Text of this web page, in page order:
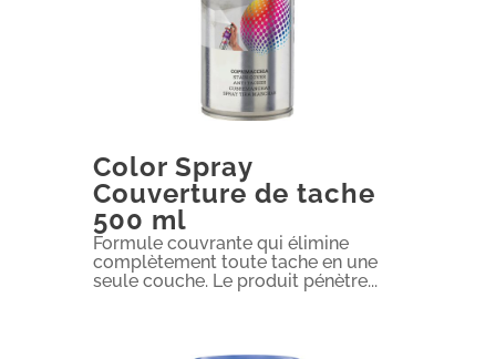
Color Spray
Couverture de tache
500 ml
Formule couvrante qui élimine
complètement toute tache en une
seule couche. Le produit pénètre...